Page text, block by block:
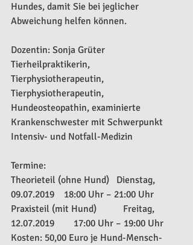
Hundes, damit Sie bei jeglicher
Abweichung helfen können.
Dozentin: Sonja Grüter
Tierheilpraktikerin,
Tierphysiotherapeutin,
Tierphysiotherapeutin,
Hundeosteopathin, examinierte
Krankenschwester mit Schwerpunkt
Intensiv- und Notfall-Medizin
Termine:
Theorieteil (ohne Hund)   Dienstag,
09.07.2019    18:00 Uhr – 21:00 Uhr
Praxisteil (mit Hund)           Freitag,
12.07.2019        17:00 Uhr – 19:00 Uhr
Kosten: 50,00 Euro je Hund-Mensch-